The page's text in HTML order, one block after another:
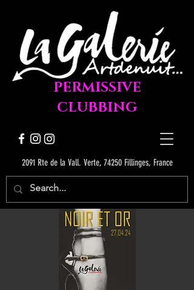
2091 Rte de la Vall. Verte, 74250 Fillinges, France
PERMISSIVE
CLUBBING